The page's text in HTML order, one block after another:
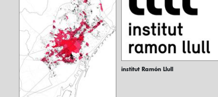
institut Ramón Llull